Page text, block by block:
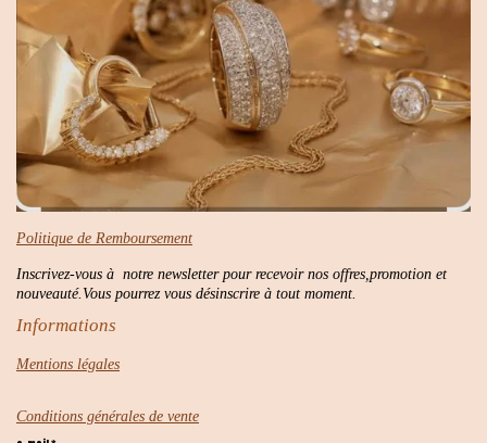
Politique de Remboursement
Inscrivez-vous à notre newsletter pour recevoir nos offres,promotion et
nouveauté.Vous pourrez vous désinscrire à tout moment.
Informations
Mentions légales
Conditions générales de vente